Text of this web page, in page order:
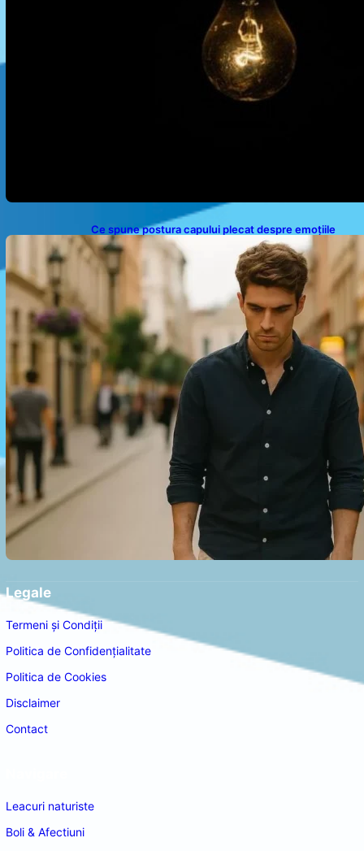
Ce spune postura capului plecat despre emoțiile
noastre: analiza unui obicei comun
Legale
Termeni și Condiții
Politica de Confidențialitate
Politica de Cookies
Disclaimer
Contact
Leacuri naturiste
Boli & Afectiuni